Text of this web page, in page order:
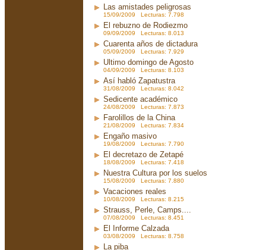
Las amistades peligrosas
15/09/2009 Lecturas: 7.798
El rebuzno de Rodiezmo
09/09/2009 Lecturas: 8.013
Cuarenta años de dictadura
05/09/2009 Lecturas: 7.929
Ultimo domingo de Agosto
04/09/2009 Lecturas: 8.103
Así habló Zapatustra
31/08/2009 Lecturas: 8.042
Sedicente académico
24/08/2009 Lecturas: 7.873
Farolillos de la China
21/08/2009 Lecturas: 7.834
Engaño masivo
19/08/2009 Lecturas: 7.790
El decretazo de Zetapé
18/08/2009 Lecturas: 7.418
Nuestra Cultura por los suelos
15/08/2009 Lecturas: 7.880
Vacaciones reales
10/08/2009 Lecturas: 8.215
Strauss, Perle, Camps....
07/08/2009 Lecturas: 8.451
El Informe Calzada
03/08/2009 Lecturas: 8.758
La piba